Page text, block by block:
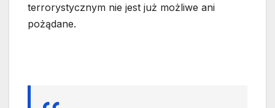
terrorystycznym nie jest już możliwe ani
pożądane.